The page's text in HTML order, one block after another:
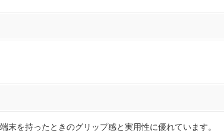
を持ったときのグリップ感と実用性に優れています。